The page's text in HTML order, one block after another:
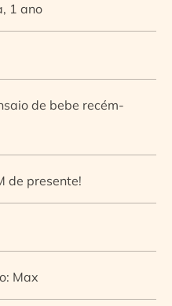
1 ano
de bebe recém-
de presente!
Max